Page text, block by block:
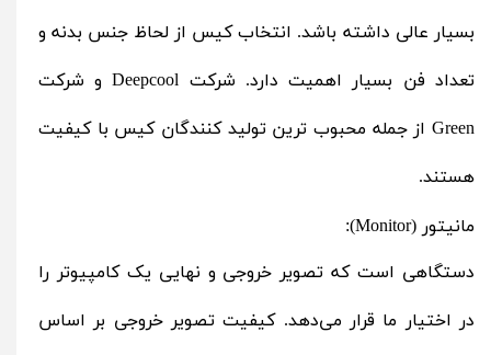
بسیار عالی داشته باشد. انتخاب کیس از لحاظ جنس بدنه و
تعداد فن بسیار اهمیت دارد. شرکت Deepcoolو شرکت
Green از جمله محبوب ترین تولید کنندگان کیس با کیفیت
هستند.
مانیتور (Monitor):
دستگاهی است که تصویر خروجی و نهایی یک کامپیوتر را
در اختیار ما قرار می‌دهد. کیفیت تصویر خروجی بر اساس